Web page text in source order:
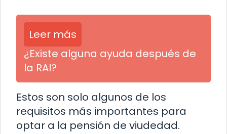
Leer más
¿Existe alguna ayuda después de
la RAI?
Estos son solo algunos de los
requisitos más importantes para
optar a la pensión de viudedad.